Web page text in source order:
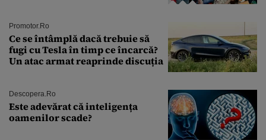
Promotor.ro
Ce se întâmplă dacă trebuie să
fugi cu Tesla în timp ce încarcă?
Un atac armat reaprinde discuția
Descopera.ro
Este adevărat că inteligența
oamenilor scade?